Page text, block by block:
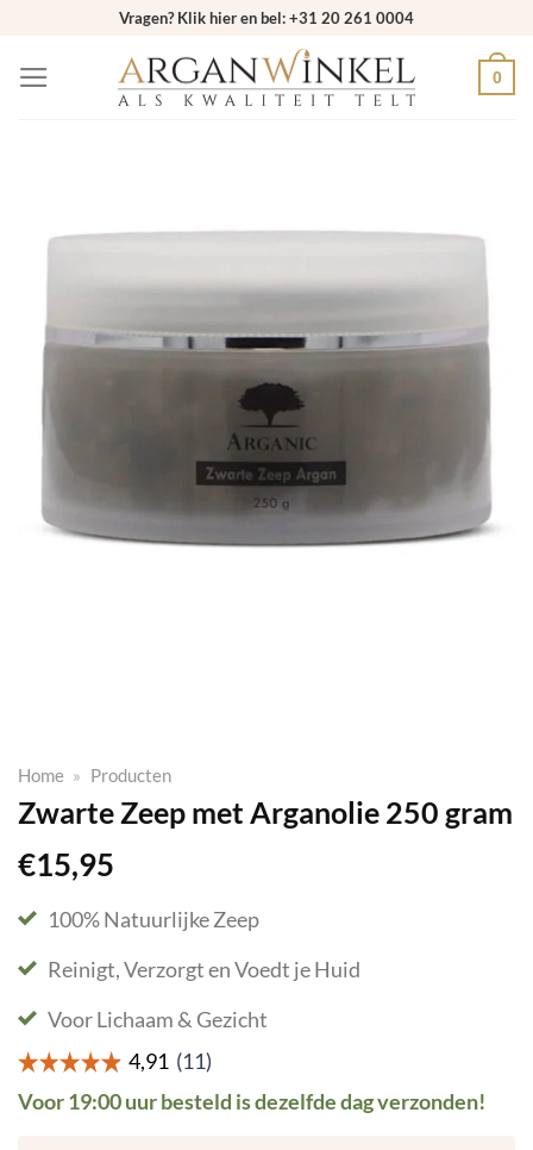
inhoud
Vragen? Klik hier en bel: +31 20 261 0004
0
Home » Producten
Zwarte Zeep met Arganolie 250 gram
€15,95
100% Natuurlijke Zeep
Reinigt, Verzorgt en Voedt je Huid
Voor Lichaam & Gezicht
Voor 19:00 uur besteld is dezelfde dag verzonden!